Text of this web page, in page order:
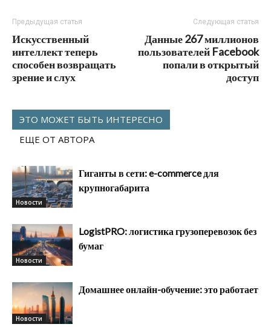
Предыдущая статья
Искусственный
интеллект теперь
способен возвращать
зрение и слух
Следующая статья
Данные 267 миллионов
пользователей Facebook
попали в открытый
доступ
ЭТО МОЖЕТ БЫТЬ ИНТЕРЕСНО
ЕЩЕ ОТ АВТОРА
Новости
Гиганты в сети: e-commerce для
крупногабарита
Новости
LogistPRO: логистика грузоперевозок без
бумаг
Новости
Домашнее онлайн-обучение: это работает